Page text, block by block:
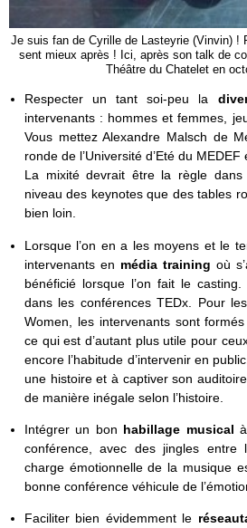
Je suis fan de Cyrille de Lasteyrie (Vinvin) !
sent mieux après ! Ici, après son talk de
Théâtre du Chatelet en
Respecter un tant soi-peu la
intervenants : hommes et femmes,
Vous mettez Alexandre Malsch de
ronde de l’Université d’Eté du
La mixité devrait être la règle
niveau des keynotes que des tables
bien loin.
Lorsque l’on en a les moyens et le
intervenants en média training où
bénéficié lorsque l’on fait le
dans les conférences TEDx. Pour
Women, les intervenants sont
ce qui est d’autant plus utile pour
encore l’habitude d’intervenir en
une histoire et à captiver son
de manière inégale selon l’histoire.
Intégrer un bon habillage musical
conférence, avec des jingles entre
charge émotionnelle de la musique
bonne conférence véhicule de
Faciliter bien évidemment le